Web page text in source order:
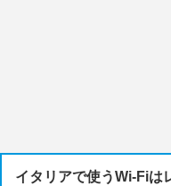
イタリアで使うWi-Fiは